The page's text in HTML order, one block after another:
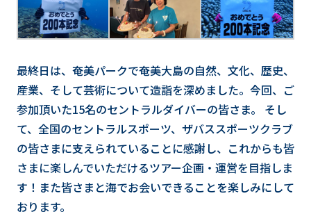
最終日は、奄美パークで奄美大島の自然、文化、歴史、
産業、そして芸術について造詣を深めました。今回、ご
参加頂いた15名のセントラルダイバーの皆さま。 そし
て、全国のセントラルスポーツ、ザバススポーツクラブ
の皆さまに支えられていることに感謝し、これからも皆
さまに楽しんでいただけるツアー企画・運営を目指しま
す！また皆さまと海でお会いできることを楽しみにして
おります。